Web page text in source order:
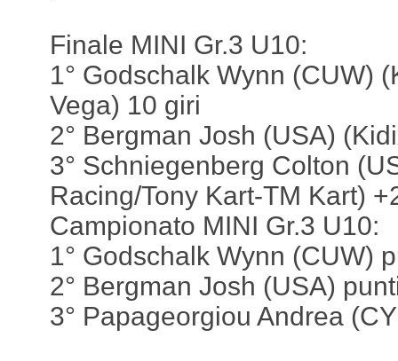
Finale MINI Gr.3 U10:
1° Godschalk Wynn (CUW)
Vega) 10 giri
2° Bergman Josh (USA)
3° Schniegenberg Colton
Racing/Tony Kart-TM Kart)
Campionato MINI Gr.3 U10:
1° Godschalk Wynn (CUW)
2° Bergman Josh (USA)
3° Papageorgiou Andrea